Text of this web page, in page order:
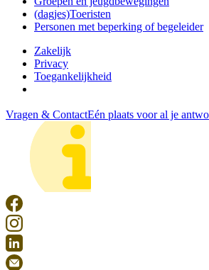
(dagjes)Toeristen
Personen met beperking of begeleider
Zakelijk
Privacy
Toegankelijkheid
Vragen & ContactEén plaats voor al je